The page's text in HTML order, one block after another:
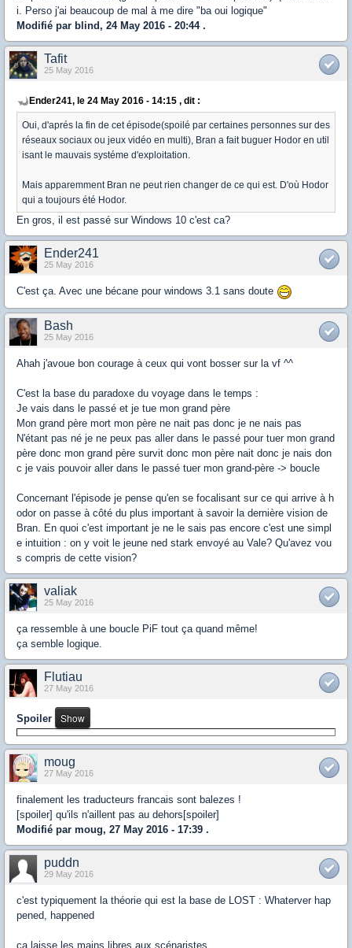
i. Perso j'ai beaucoup de mal à me dire "ba oui logique"
Modifié par blind, 24 May 2016 - 20:44 .
Tafit
25 May 2016
Ender241, le 24 May 2016 - 14:15 , dit :
Oui, d'aprés la fin de cet épisode(spoilé par certaines personnes sur des
réseaux sociaux ou jeux vidéo en multi), Bran a fait buguer Hodor en util
isant le mauvais systéme d'exploitation.
Mais apparemment Bran ne peut rien changer de ce qui est. D'où Hodor
qui a toujours été Hodor.
En gros, il est passé sur Windows 10 c'est ca?
Ender241
25 May 2016
C'est ça. Avec une bécane pour windows 3.1 sans doute
Bash
25 May 2016
Ahah j'avoue bon courage à ceux qui vont bosser sur la vf ^^
C'est la base du paradoxe du voyage dans le temps :
Je vais dans le passé et je tue mon grand père
Mon grand père mort mon père ne nait pas donc je ne nais pas
N'étant pas né je ne peux pas aller dans le passé pour tuer mon grand
père donc mon grand père survit donc mon père nait donc je nais don
c je vais pouvoir aller dans le passé tuer mon grand-père -> boucle
Concernant l'épisode je pense qu'en se focalisant sur ce qui arrive à h
odor on passe à côté du plus important à savoir la dernière vision de
Bran. En quoi c'est important je ne le sais pas encore c'est une simpl
e intuition : on y voit le jeune ned stark envoyé au Vale? Qu'avez vou
s compris de cette vision?
valiak
25 May 2016
ça ressemble à une boucle PiF tout ça quand même!
ça semble logique.
Flutiau
27 May 2016
Spoiler
moug
27 May 2016
finalement les traducteurs francais sont balezes !
[spoiler] qu'ils n'aillent pas au dehors[spoiler]
Modifié par moug, 27 May 2016 - 17:39 .
puddn
29 May 2016
c'est typiquement la théorie qui est la base de LOST : Whaterver hap
pened, happened
ça laisse les mains libres aux scénaristes...